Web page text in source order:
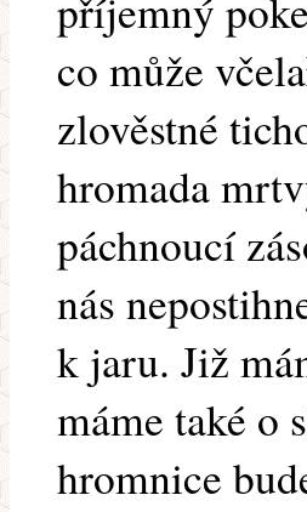
co může
zlověstné
hromada
páchnoucí
nás
k jaru. Již
máme také o
hromnice